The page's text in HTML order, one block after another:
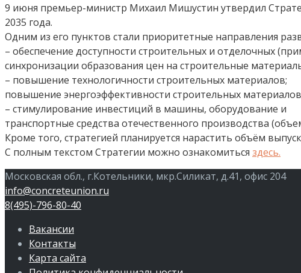
9 июня премьер-министр Михаил Мишустин утвердил
2035 года.
Одним из его пунктов стали приоритетные направления
– обеспечение доступности строительных и отделочных
синхронизации образования цен на строительные
– повышение технологичности строительных материалов;
повышение энергоэффективности строительных
– стимулирование инвестиций в машины, оборудование и
транспортные средства отечественного производства
Кроме того, стратегией планируется нарастить объём
С полным текстом Стратегии можно ознакомиться здесь.
Московская обл., г.Котельники, мкр.Силикат, д.41, офис 204
info@concreteunion.ru
8(495)-796-80-40
Вакансии
Контакты
Карта сайта